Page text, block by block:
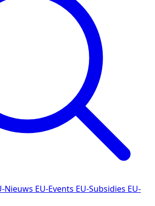
Nieuws EU-Events EU-Subsidies EU-